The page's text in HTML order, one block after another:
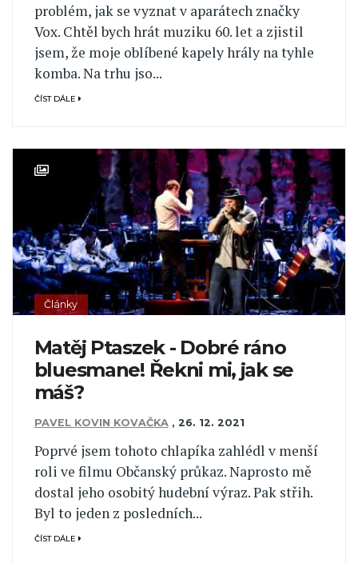
problém, jak se vyznat v aparátech značky
Vox. Chtěl bych hrát muziku 60. let a zjistil
jsem, že moje oblíbené kapely hrály na tyhle
komba. Na trhu jso...
ČÍST DÁLE
Články
Matěj Ptaszek - Dobré ráno
bluesmane! Řekni mi, jak se
máš?
PAVEL KOVIN KOVAČKA , 26. 12. 2021
Poprvé jsem tohoto chlapíka zahlédl v menší
roli ve filmu Občanský průkaz. Naprosto mě
dostal jeho osobitý hudební výraz. Pak střih.
Byl to jeden z posledních...
ČÍST DÁLE